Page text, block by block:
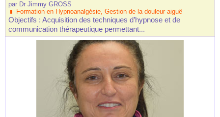
par Dr Jimmy GROSS
Formation en Hypnoanalgésie, Gestion de la douleur aiguë
Objectifs : Acquisition des techniques d’hypnose et de
communication thérapeutique permettant...